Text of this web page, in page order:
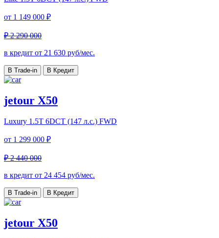
от 1 149 000 ₽
₽ 2 290 000
в кредит от 21 630 руб/мес.
В Trade-in В Кредит
jetour X50
Luxury 1.5T 6DCT (147 л.с.) FWD
от 1 299 000 ₽
₽ 2 440 000
в кредит от 24 454 руб/мес.
В Trade-in В Кредит
jetour X50